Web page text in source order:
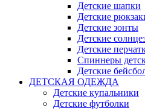
Детские шапки
Детские
Детские зонты
Детские
Детские
Спиннеры
Детские
ДЕТСКАЯ ОДЕЖДА
Детские купальники
Детские футболки